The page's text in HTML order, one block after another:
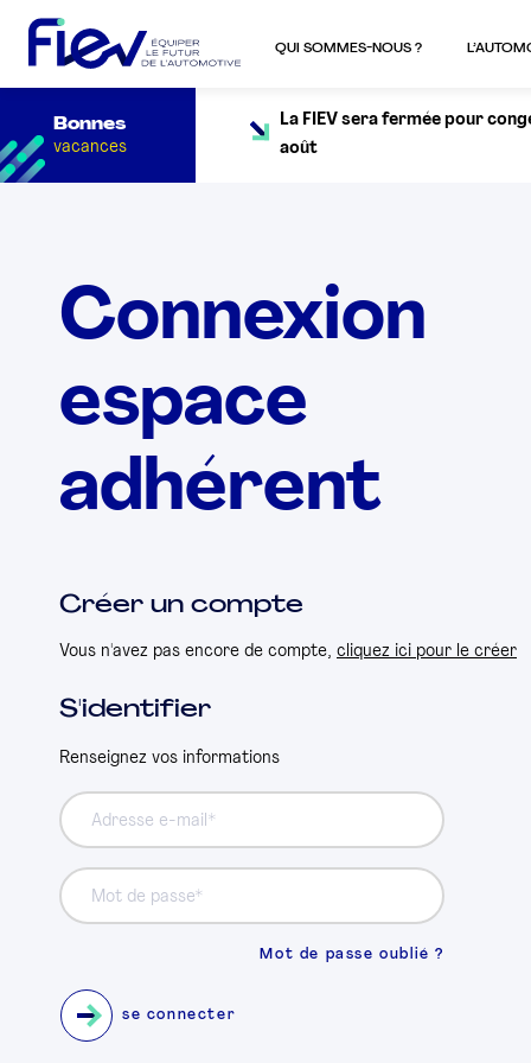
QUI SOMMES-NOUS ?
Bonnes
vacances
La FIEV sera fermée pour
août
Connexion
espace
adhérent
Créer un compte
Vous n'avez pas encore de compte, cliquez ici pour le créer
S'identifier
Renseignez vos informations
Adresse e-mail
Mot de passe
Mot de passe oublié ?
se connecter